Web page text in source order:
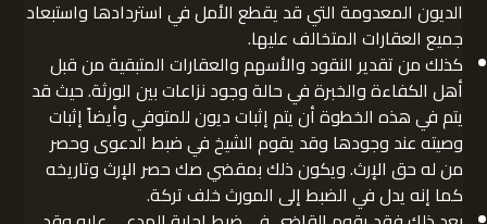
الديون المعدومة التي قد يقطع الأمل في استردادها واستبعاد
جميع العقارات المتخالف عليها.
كذلك من تقدير النقود والأسهم والعقارات المتبقية من قبل
أهل الكفاءة والخبرة في حالة وجود نزاعات بين الورثة. حيث قد
يتم في هذه الخطوة أن يتم إثبات ديون للمتوفي وأيضاً إثبات
وصيته عند وجودها وقد يقوم الشيخ في ضبط الدعوى وحصر
من له حق الإرث. ويكون ذلك بمقضي صك حصر الإرث وتاريخه
كما إنه يدل في الضبط إلى المورث خلف تركة.